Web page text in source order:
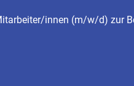
innen (m/w/d) zur